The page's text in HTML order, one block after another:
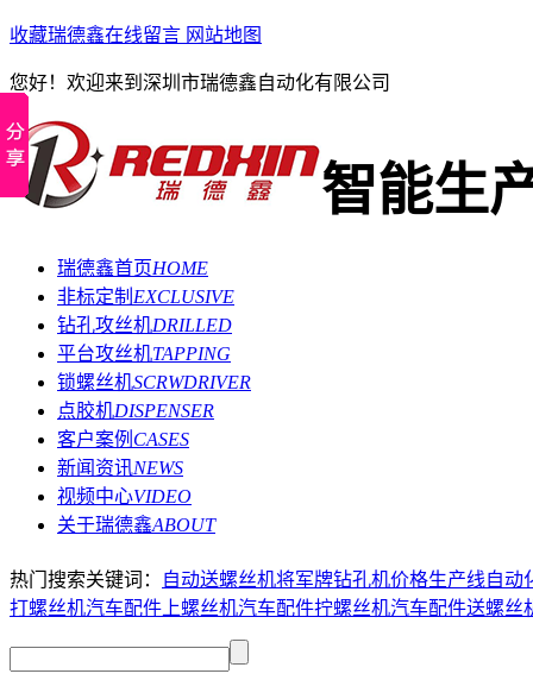
收藏瑞德鑫在线留言 网站地图
您好！欢迎来到深圳市瑞德鑫自动化有限公司
智能生
瑞德鑫首页HOME
非标定制 EXCLUSIVE
钻孔攻丝机DRILLED
平台攻丝机TAPPING
锁螺丝机SCRWDRIVER
点胶机DISPENSER
客户案例 CASES
新闻资讯NEWS
视频中心VIDEO
关于瑞德鑫ABOUT
热门搜索关键词： 自动送螺丝机将军牌钻孔机价格生产线自动
打螺丝机汽车配件上螺丝机汽车配件拧螺丝机汽车配件送螺丝